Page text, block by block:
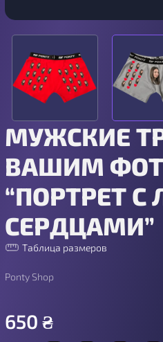
МУЖСКИЕ
ВАШИМ
“ПОРТРЕТ
СЕРДЦАМИ”
Таблица размеров
Ponty Shop
650 ₴